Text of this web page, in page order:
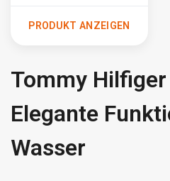
PRODUKT ANZEIGEN
Tommy
Elegante
Wasser